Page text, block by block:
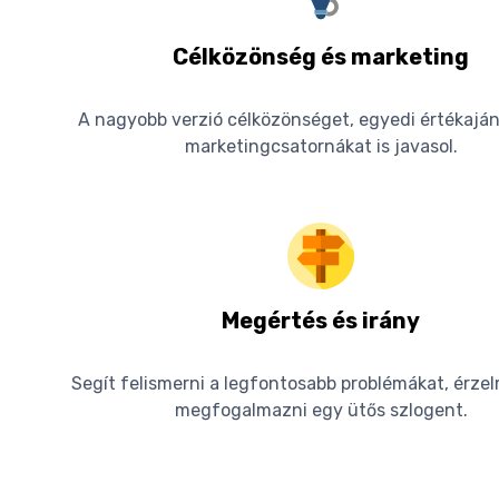
Célközönség és marketing
A nagyobb verzió célközönséget, egyedi
marketingcsatornákat is javasol.
Megértés és irány
Segít felismerni a legfontosabb problémákat,
megfogalmazni egy ütős szlogent.